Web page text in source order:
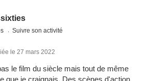
Suivre son activité
le 27 mars 2022
le film du siècle mais tout de même
que je craignais. Des scènes d'action